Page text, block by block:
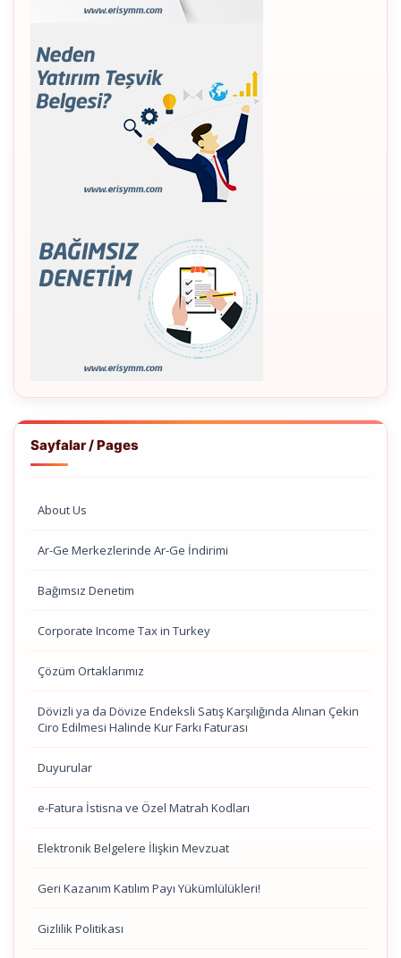
Sayfalar / Pages
About Us
Ar-Ge Merkezlerinde Ar-Ge İndirimi
Bağımsız Denetim
Corporate Income Tax in Turkey
Çözüm Ortaklarımız
Dövizli ya da Dövize Endeksli Satış Karşılığında Alınan Çekin
Ciro Edilmesi Halinde Kur Farkı Faturası
Duyurular
e-Fatura İstisna ve Özel Matrah Kodları
Elektronik Belgelere İlişkin Mevzuat
Geri Kazanım Katılım Payı Yükümlülükleri!
Gizlilik Politikası